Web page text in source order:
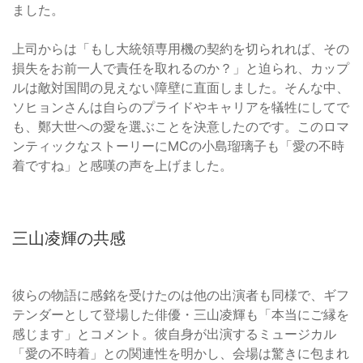
ました。
上司からは「もし大統領専用機の契約を切られれば、その
損失をお前一人で責任を取れるのか？」と迫られ、カップ
ルは敵対国間の見えない障壁に直面しました。そんな中、
ソヒョンさんは自らのプライドやキャリアを犠牲にしてで
も、鄭大世への愛を選ぶことを決意したのです。このロマ
ンティックなストーリーにMCの小島瑠璃子も「愛の不時
着ですね」と感嘆の声を上げました。
三山凌輝の共感
彼らの物語に感銘を受けたのは他の出演者も同様で、ギフ
テンダーとして登場した俳優・三山凌輝も「本当にご縁を
感じます」とコメント。彼自身が出演するミュージカル
「愛の不時着」との関連性を明かし、会場は驚きに包まれ